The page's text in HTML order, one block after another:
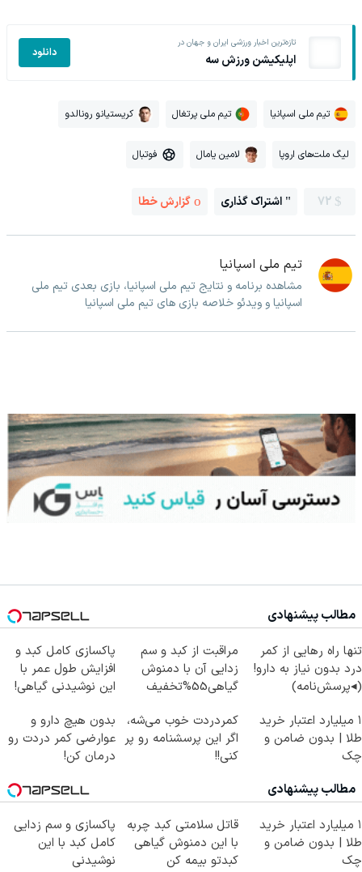
تازه‌ترین اخبار ورزشی ایران و جهان در
اپلیکیشن ورزش سه دانلود
تیم ملی اسپانیا تیم ملی پرتغال کریستیانو رونالدو
لیگ ملت‌های اروپا لامین یامال فوتبال
72 اشتراک گذاری گزارش خطا
تیم ملی اسپانیا
مشاهده برنامه و نتایج تیم ملی اسپانیا، بازی بعدی تیم ملی
اسپانیا و ویدئو خلاصه بازی های تیم ملی اسپانیا
مطالب پیشنهادی
تنها راه رهایی از کمر
درد بدون نیاز به دارو!
(◂پرسش‌نامه)
مراقبت از کبد و سم
زدایی آن با دمنوش
گیاهی55%تخفیف
پاکسازی کامل کبد و
افزایش طول عمر با
این نوشیدنی گیاهی!
۱ میلیارد اعتبار خرید
طلا | بدون ضامن و
چک
کمردردت خوب می‌شه،
اگر این پرسشنامه رو پر
کنی!!
بدون هیچ دارو و
عوارضی کمر دردت رو
درمان کن!
مطالب پیشنهادی
۱ میلیارد اعتبار خرید
طلا | بدون ضامن و
چک
قاتل سلامتی کبد چربه
با این دمنوش گیاهی
کبدتو بیمه کن
پاکسازی و سم زدایی
کامل کبد با این
نوشیدنی